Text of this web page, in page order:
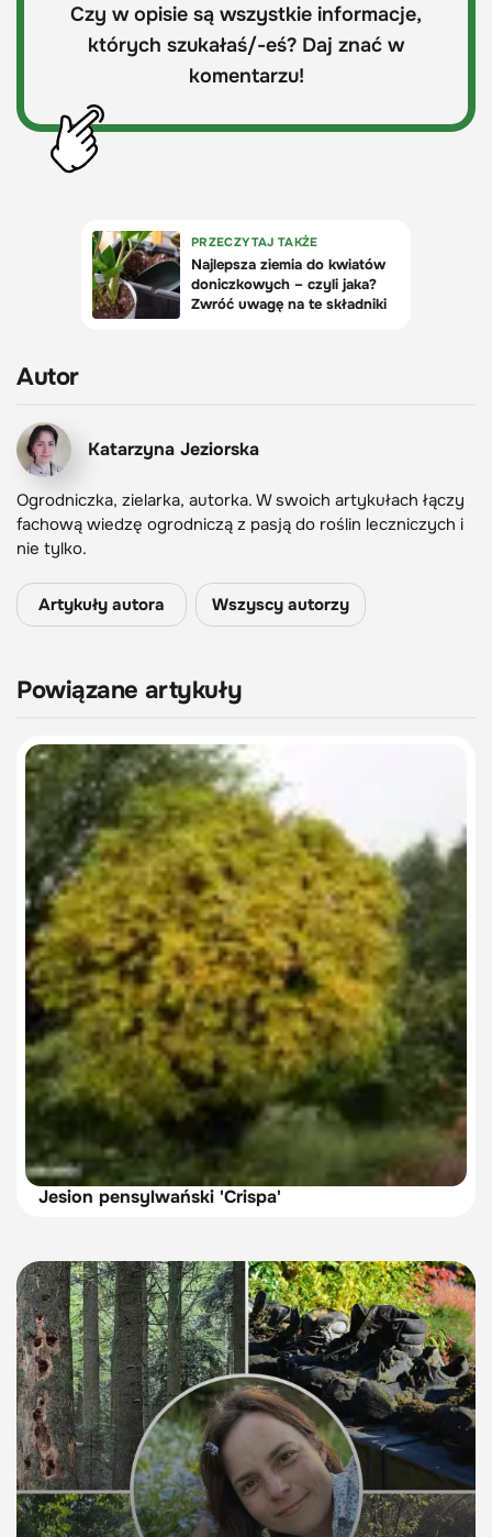
Czy w opisie są wszystkie informacje,
których szukałaś/-eś? Daj znać w
komentarzu!
Autor
Katarzyna Jeziorska
Ogrodniczka, zielarka, autorka. W swoich artykułach łączy
fachową wiedzę ogrodniczą z pasją do roślin leczniczych i
nie tylko.
Artykuły autora Wszyscy autorzy
Powiązane artykuły
Jesion pensylwański 'Crispa'